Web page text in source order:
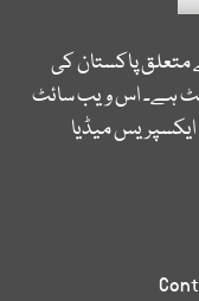
متعلق پاکستان کی
ہے۔ اس ویب سائٹ
میڈیا